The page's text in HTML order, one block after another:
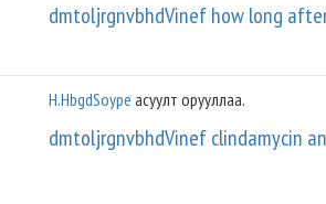
dmtoljrgnvbhdVinef how long
H.HbgdSoype асуулт орууллаа.
dmtoljrgnvbhdVinef clindamycin